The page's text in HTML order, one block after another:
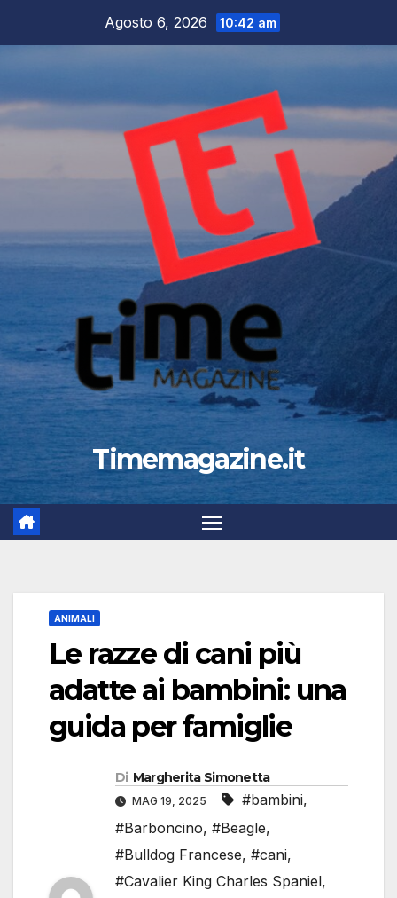
Agosto 6, 2026 10:42 am
Timemagazine.it
ANIMALI
Le razze di cani più
adatte ai bambini: una
guida per famiglie
Di Margherita Simonetta
MAG 19, 2025 #bambini,
#Barboncino, #Beagle,
#Bulldog Francese, #cani,
#Cavalier King Charles Spaniel,